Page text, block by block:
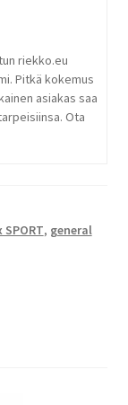
riekko.eu
Pitkä kokemus
asiakas saa
Ota
, general